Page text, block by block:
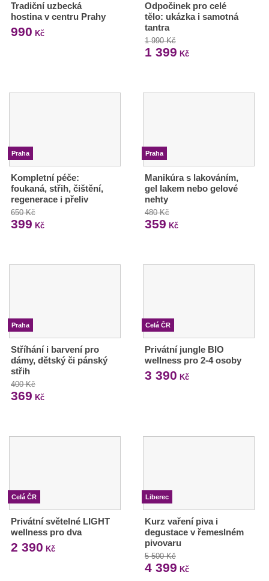
Tradiční uzbecká
hostina v centru Prahy
990 Kč
Odpočinek pro celé
tělo: ukázka i samotná
tantra
1 990 Kč
1 399 Kč
Praha
Kompletní péče:
foukaná, střih, čištění,
regenerace i přeliv
650 Kč
399 Kč
Praha
Manikúra s lakováním,
gel lakem nebo gelové
nehty
480 Kč
359 Kč
Praha
Stříhání i barvení pro
dámy, dětský či pánský
střih
400 Kč
369 Kč
Celá ČR
Privátní jungle BIO
wellness pro 2-4 osoby
3 390 Kč
Celá ČR
Privátní světelné LIGHT
wellness pro dva
2 390 Kč
Liberec
Kurz vaření piva i
degustace v řemeslném
pivovaru
5 500 Kč
4 399 Kč